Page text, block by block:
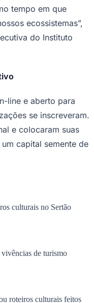
tempo em que
ecossistemas”,
do Instituto
line e aberto para
se inscreveram.
e colocaram suas
capital semente de
culturais no Sertão
de turismo
roteiros culturais feitos